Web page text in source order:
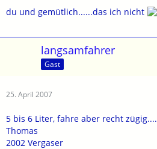
du und gemütlich......das ich nicht
langsamfahrer
Gast
25. April 2007
5 bis 6 Liter, fahre aber recht zügig....
Thomas
2002 Vergaser